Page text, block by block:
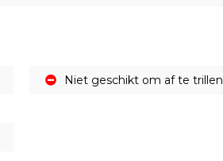
Niet geschikt om af te trillen